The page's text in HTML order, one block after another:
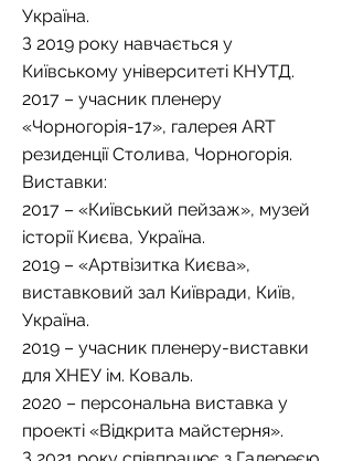
Україна.
З 2019 року навчається у
Київському університеті КНУТД.
2017 – учасник пленеру
«Чорногорія-17», галерея ART
резиденції Столива, Чорногорія.
Виставки:
2017 – «Київський пейзаж», музей
історії Києва, Україна.
2019 – «Артвізитка Києва»,
виставковий зал Київради, Київ,
Україна.
2019 – учасник пленеру-виставки
для ХНЕУ ім. Коваль.
2020 – персональна виставка у
проекті «Відкрита майстерня».